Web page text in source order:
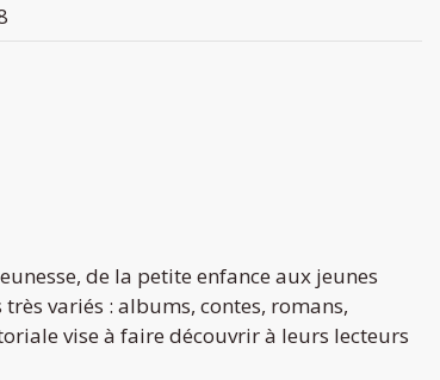
de la petite enfance aux jeunes
variés : albums, contes, romans,
vise à faire découvrir à leurs lecteurs